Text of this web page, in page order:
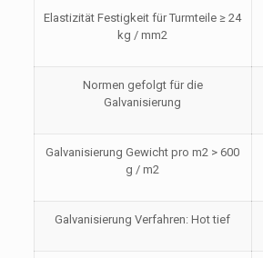
Elastizität Festigkeit für Turmteile ≥ 24
kg / mm2
Normen gefolgt für die
Galvanisierung
Galvanisierung Gewicht pro m2 > 600
g / m2
Galvanisierung Verfahren: Hot tief